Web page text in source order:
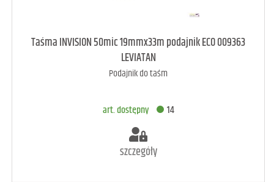
art. dostępny 9
Taśma INVISION 50mic 19mmx33m podajnik ECO 009363
LEVIATAN
Podajnik do taśm
art. dostępny 14
szczegóły